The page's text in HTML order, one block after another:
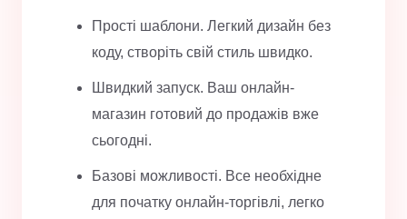
Прості шаблони. Легкий дизайн без
коду, створіть свій стиль швидко.
Швидкий запуск. Ваш онлайн-
магазин готовий до продажів вже
сьогодні.
Базові можливості. Все необхідне
для початку онлайн-торгівлі, легко